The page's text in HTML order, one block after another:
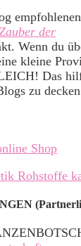
der
Wenn du
kleine
Das
zu